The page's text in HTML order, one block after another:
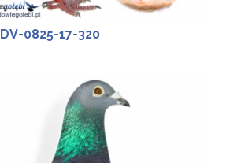
DV-0825-17-320